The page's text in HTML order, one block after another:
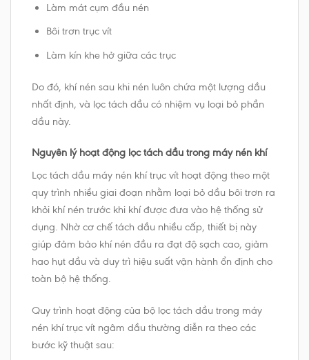
Làm mát cụm đầu nén
Bôi trơn trục vít
Làm kín khe hở giữa các trục
Do đó, khí nén sau khi nén luôn chứa một lượng dầu
nhất định, và lọc tách dầu có nhiệm vụ loại bỏ phần
dầu này.
Nguyên lý hoạt động lọc tách dầu trong máy nén khí
Lọc tách dầu máy nén khí trục vít hoạt động theo một
quy trình nhiều giai đoạn nhằm loại bỏ dầu bôi trơn ra
khỏi khí nén trước khi khí được đưa vào hệ thống sử
dụng. Nhờ cơ chế tách dầu nhiều cấp, thiết bị này
giúp đảm bảo khí nén đầu ra đạt độ sạch cao, giảm
hao hụt dầu và duy trì hiệu suất vận hành ổn định cho
toàn bộ hệ thống.
Quy trình hoạt động của bộ lọc tách dầu trong máy
nén khí trục vít ngâm dầu thường diễn ra theo các
bước kỹ thuật sau: